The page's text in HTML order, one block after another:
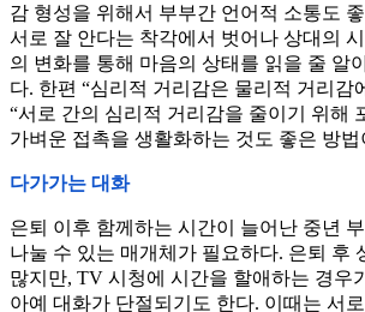
감 형성을 위해서 부부간 언어적 소통도
서로 잘 안다는 착각에서 벗어나 상대의
의 변화를 통해 마음의 상태를 읽을 줄 알
다. 한편 “심리적 거리감은 물리적 거리감
“서로 간의 심리적 거리감을 줄이기 위해
가벼운 접촉을 생활화하는 것도 좋은 방법
다가가는 대화
은퇴 이후 함께하는 시간이 늘어난 중년
나눌 수 있는 매개체가 필요하다. 은퇴 후
많지만, TV 시청에 시간을 할애하는 경우
아예 대화가 단절되기도 한다. 이때는 서